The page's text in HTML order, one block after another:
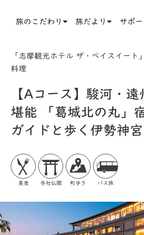
旅のこだわり 旅だより サポー
「志摩観光ホテル ザ・ベイスイート
料理
【Aコース】駿河・遠
堪能 「葛城北の丸」
ガイドと歩く伊勢神宮
美食 寺社仏閣 町歩き バス旅